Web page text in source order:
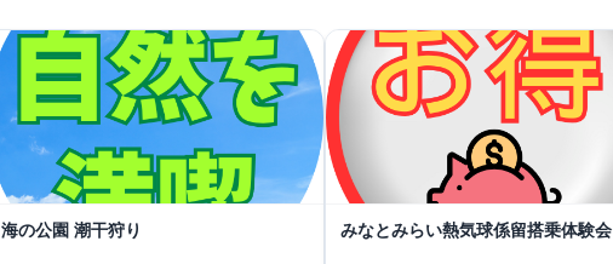
海の公園 潮干狩り みなとみらい熱気球係留搭乗体験会